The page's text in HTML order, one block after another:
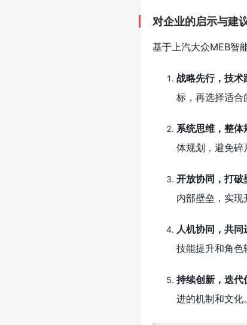
对企业的启示与建
基于上汽大众MEB智
战略先行，技术
标，再选择适合
系统思维，整体
体规划，避免碎
开放协同，打破
内部壁垒，实现
人机协同，共同
技能提升和角色
持续创新，迭代
进的机制和文化。